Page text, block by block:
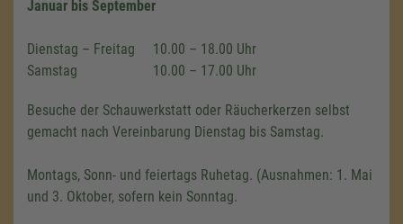
Januar bis September
Dienstag – Freitag
10.00 – 18.00 Uhr
Samstag
10.00 – 17.00 Uhr
Besuche der Schauwerkstatt oder Räucherkerzen selbst
gemacht nach Vereinbarung Dienstag bis Samstag.
Montags, Sonn- und feiertags Ruhetag. (Ausnahmen: 1. Mai
und 3. Oktober, sofern kein Sonntag.